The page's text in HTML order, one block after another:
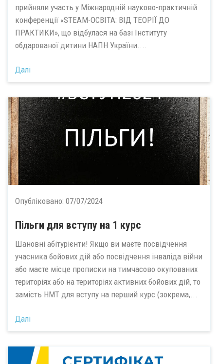
прийняли участь у Міжнародній науково-практичній
конференції «STEАM-ОСВІТА: ВІД ТЕОРІЇ ДО
ПРАКТИКИ», що відбулася на базі Інституту
обдарованої дитини НАПН України....
Далі
Опубліковано: 07/07/2024
Пільги для вступу на 1 курс
Шановні абітурієнти! Якщо ви маєте посвідчення
учасника бойових дій або посвідчення інваліда війни
або маєте місце прописки на тимчасово окупованих
територіях або на територіях активних бойових дій, то
замість НМТ для вступу на перший курс (зокрема,...
Далі